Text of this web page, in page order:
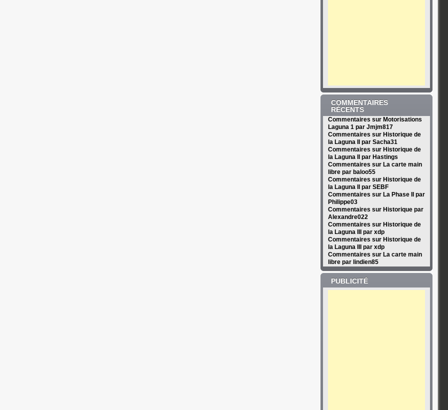
COMMENTAIRES
RÉCENTS
Commentaires sur Motorisations
Laguna 1 par Jmjm817
Commentaires sur Historique de
la Laguna II par Sacha31
Commentaires sur Historique de
la Laguna II par Hastings
Commentaires sur La carte main
libre par baloo55
Commentaires sur Historique de
la Laguna II par SEBF
Commentaires sur La Phase II par
Philippe03
Commentaires sur Historique par
Alexandre022
Commentaires sur Historique de
la Laguna III par xdp
Commentaires sur Historique de
la Laguna III par xdp
Commentaires sur La carte main
libre par lindien85
PUBLICITÉ